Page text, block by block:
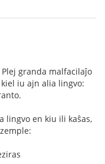
granda malfacilaĵo
iu ajn alia lingvo:
lingvo en kiu ili kaŝas,